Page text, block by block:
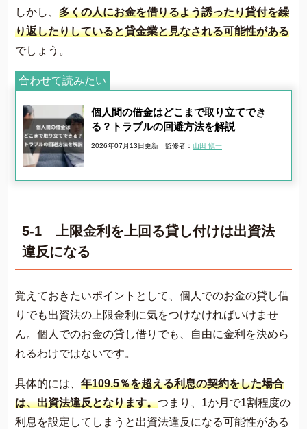
しかし、 多くの人にお金を借りるよう誘ったり貸付を繰
り返したりしていると貸金業と見なされる可能性がある
でしょう。
合わせて読みたい
個人間の借金はどこまで取り立てでき
る？トラブルの回避方法を解説
2026年07月13日更新 監修者： 山田 愼一
5-1 上限金利を上回る貸し付けは出資法
違反になる
覚えておきたいポイントとして、個人でのお金の貸し借
りでも出資法の上限金利に気をつけなければいけませ
ん。個人でのお金の貸し借りでも、自由に金利を決めら
れるわけではないです。
具体的には、 年109.5％を超える利息の契約をした場合
は、出資法違反となります。つまり、1か月で1割程度の
利息を設定してしまうと出資法違反になる可能性がある